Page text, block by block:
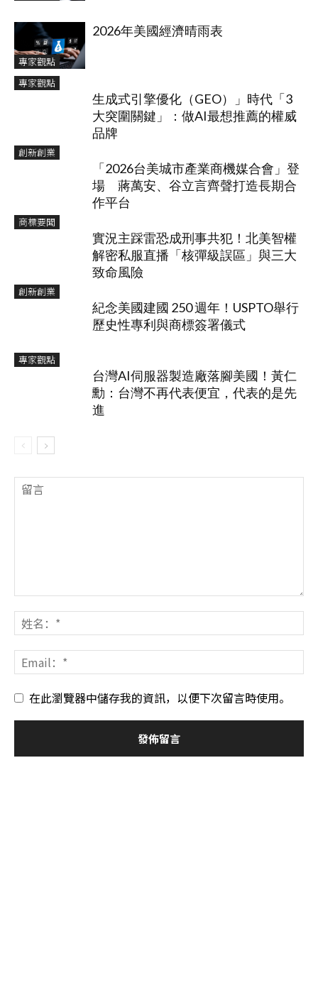
專家觀點
2026年美國經濟晴雨表
專家觀點
生成式引擎優化（GEO）」時代「3
大突圍關鍵」：做AI最想推薦的權威
品牌
創新創業
「2026台美城市產業商機媒合會」登
場 蔣萬安、谷立言齊聲打造長期合
作平台
商標要聞
實況主踩雷恐成刑事共犯！北美智權
解密私服直播「核彈級誤區」與三大
致命風險
創新創業
紀念美國建國 250 週年！USPTO舉行
歷史性專利與商標簽署儀式
專家觀點
台灣AI伺服器製造廠落腳美國！黃仁
勳：台灣不再代表便宜，代表的是先
進
在此瀏覽器中儲存我的資訊，以便下次留言時使用。